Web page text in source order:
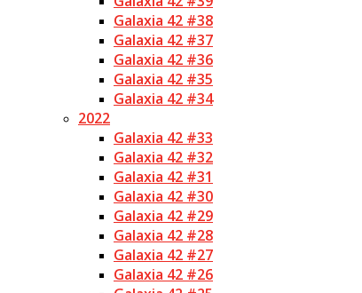
Galaxia 42 #38
Galaxia 42 #37
Galaxia 42 #36
Galaxia 42 #35
Galaxia 42 #34
2022
Galaxia 42 #33
Galaxia 42 #32
Galaxia 42 #31
Galaxia 42 #30
Galaxia 42 #29
Galaxia 42 #28
Galaxia 42 #27
Galaxia 42 #26